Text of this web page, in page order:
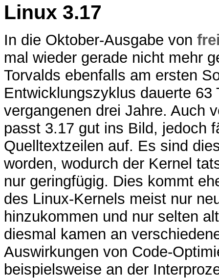
Linux 3.17
In die Oktober-Ausgabe von
mal wieder gerade nicht mehr
Torvalds ebenfalls am ersten
Entwicklungszyklus dauerte
vergangenen drei Jahre. Auch
passt 3.17 gut ins Bild, jedoch
Quelltextzeilen auf. Es sind
worden, wodurch der Kernel
nur geringfügig. Dies kommt
des Linux-Kernels meist nur
hinzukommen und nur selten
diesmal kamen an
Auswirkungen von Code-
beispielsweise an der